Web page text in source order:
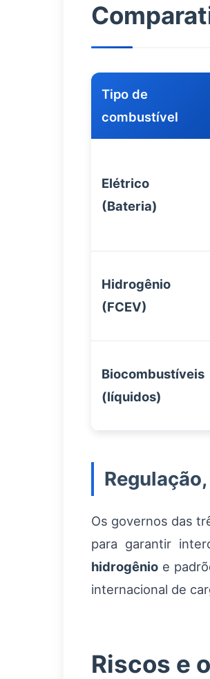
Tipo de
combustível
Elétrico
(Bateria)
Hidrogênio
(FCEV)
Biocombustíveis
(líquidos)
Os governos das
para garantir
hidrogênio e
internacional de
Riscos e